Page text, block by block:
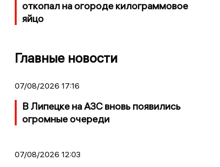
откопал на огороде килограммовое
яйцо
Главные новости
07/08/2026 17:16
В Липецке на АЗС вновь появились
огромные очереди
07/08/2026 12:03